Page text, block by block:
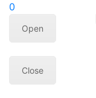
0
Open
Close